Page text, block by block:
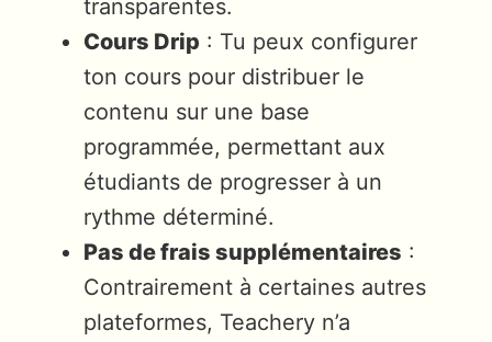
transparentes.
Cours Drip : Tu peux configurer
ton cours pour distribuer le
contenu sur une base
programmée, permettant aux
étudiants de progresser à un
rythme déterminé.
Pas de frais supplémentaires :
Contrairement à certaines autres
plateformes, Teachery n’a